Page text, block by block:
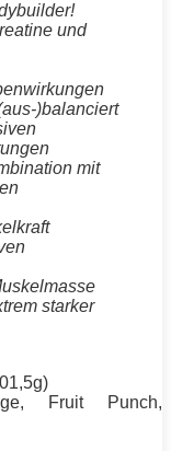
und
)balanciert
mit
starker
Fruit Punch,